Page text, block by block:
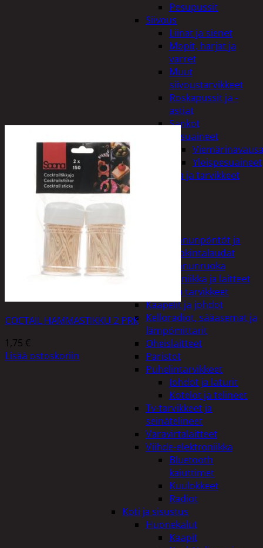
Pesupussit
Siivous
Liinat ja sienet
Mopit, harjat ja
varret
Muut
siivoustarvikkeet
Roskapussit ja -
astiat
Sankot
Pesuaineet
Yleispesuaineet
Eläintenruoka ja tarvikkeet
Linnunpöntöt ja
ruokintalaudat
Linnunruoka
Kodin elektroniikka ja laitteet
Imurit ja tarvikkeet
Kaapelit ja johdot
Kelloradiot, sääasemat ja
lämpömittarit
Oheislaitteet
Paristot
Puhelintarvikkeet
Johdot ja laturit
Kotelot ja telineet
Tv-tarvikkeet ja
seinätelineet
Varavirtalaitteet
Viihde-elektroniikka
Bluetooth
kaiuttimet
Kuulokkeet
Radiot
Koti ja sisustus
Huonekalut
Kaapit
COCTAIL HAMMASTIKKU 2 PRK
1,75 €
Lisää ostoskoriin